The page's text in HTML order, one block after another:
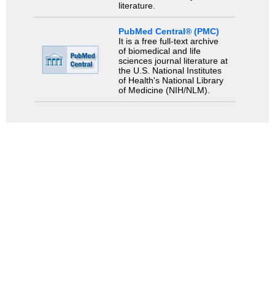
literature.
PubMed Central® (PMC)
It is a free full-text archive
of biomedical and life
sciences journal literature at
the U.S. National Institutes
of Health's National Library
of Medicine (NIH/NLM).